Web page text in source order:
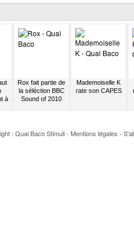
à
Rox fait partie de
la séléction BBC
Sound of 2010
Mademoiselle K
rate son CAPES
: Quai BacoStimuli- Mentions légales -